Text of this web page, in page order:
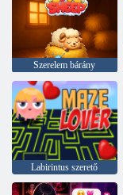
Szerelem bárány
Labirintus szerető